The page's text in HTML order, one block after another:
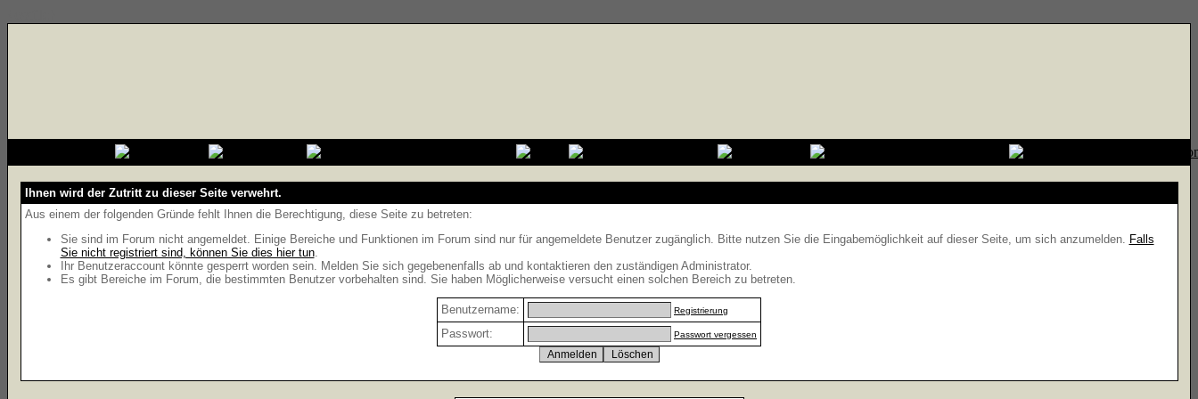
Ihnen wird der Zutritt zu dieser Seite verwehrt.
Aus einem der folgenden Gründe fehlt Ihnen die Berechtigung, diese Seite zu betreten:
Sie sind im Forum nicht angemeldet. Einige Bereiche und Funktionen im Forum sind nur für angemeldete Benutzer zugänglich. Bitte nutzen Sie die Eingabemöglichkeit auf dieser Seite, um sich anzumelden. Falls
Sie nicht registriert sind, können Sie dies hier tun.
Ihr Benutzeraccount könnte gesperrt worden sein. Melden Sie sich gegebenenfalls ab und kontaktieren den zuständigen Administrator.
Es gibt Bereiche im Forum, die bestimmten Benutzer vorbehalten sind. Sie haben Möglicherweise versucht einen solchen Bereich zu betreten.
Benutzername: Registrierung
Passwort: Passwort vergessen